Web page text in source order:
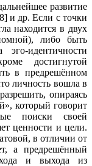
развитие
и др. Если с точки
находится в двух
либо быть
идентичности
достигнутой
в предрешённом
личность вошла в
опираясь
который говорит
поиски своей
ценности и цели.
в отличии от
а предрешённый
и выхода из